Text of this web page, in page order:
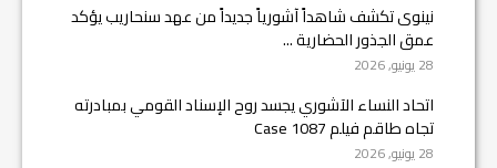
نينوى تكشف شاهداً آشورياً جديداً من عهد سنحاريب يؤكد
عمق الجذور الحضارية ...
28 يونيو, 2026
اتحاد النساء الآشوري يجسد روح الإسناد القومي بمبادرته
تجاه طاقم فيلم Case 1087
28 يونيو, 2026